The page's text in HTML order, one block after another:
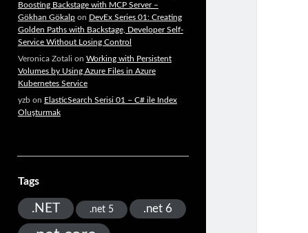
Boosting Backstage with MCP Server –
Gökhan Gökalpon DevEx Series 01: Creating
Golden Paths with Backstage, Developer Self-
Service Without Losing Control
Veronica Zotali on Working with Persistent
Volumes by Using Azure Files in Azure
Kubernetes Service
yzbon ElasticSearch Serisi 01 – C# ile Index
Oluşturmak
Tags
.NET .net 5 .net 6